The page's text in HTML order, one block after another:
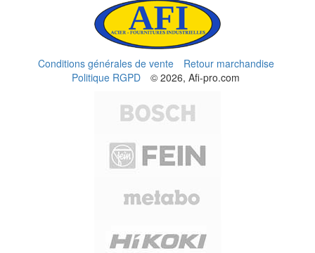
Conditions générales de vente
Retour marchandise
Politique RGPD
© 2026, Afi-pro.com